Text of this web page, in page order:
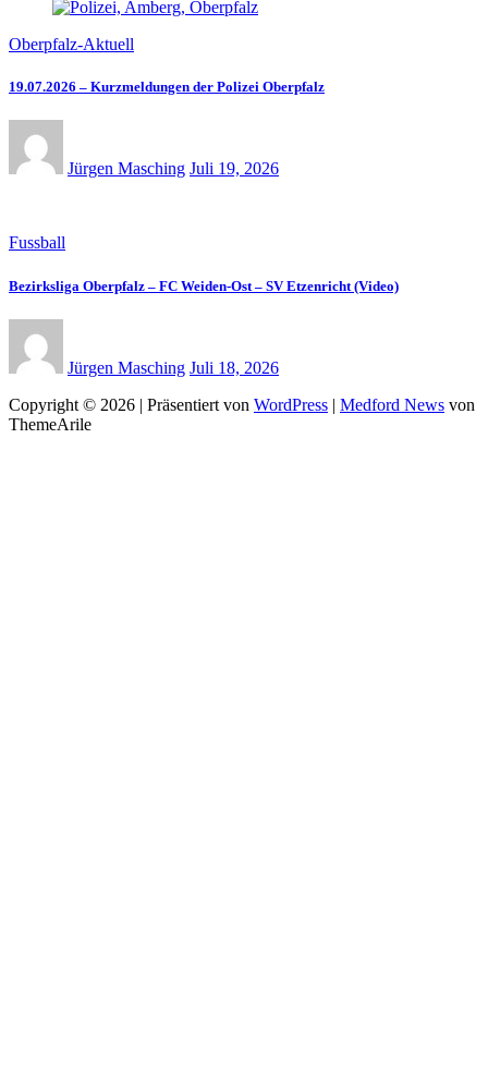
Oberpfalz-Aktuell
19.07.2026 – Kurzmeldungen der Polizei Oberpfalz
Jürgen Masching Juli 19, 2026
Fussball
Bezirksliga Oberpfalz – FC Weiden-Ost – SV Etzenricht (Video)
Jürgen Masching Juli 18, 2026
Copyright © 2026 | Präsentiert von WordPress | Medford News von
ThemeArile